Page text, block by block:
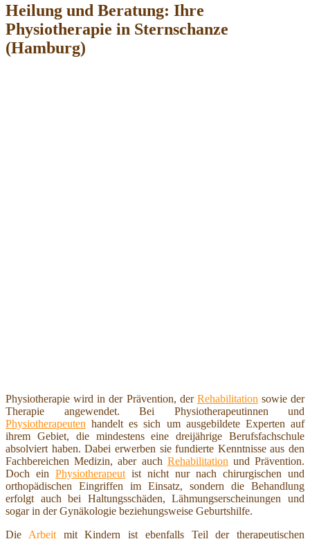
Heilung und Beratung: Ihre
Physiotherapie in Sternschanze
(Hamburg)
Physiotherapie wird in der Prävention, der Rehabilitation sowie der
Therapie angewendet. Bei Physiotherapeutinnen und
Physiotherapeuten handelt es sich um ausgebildete Experten auf
ihrem Gebiet, die mindestens eine dreijährige Berufsfachschule
absolviert haben. Dabei erwerben sie fundierte Kenntnisse aus den
Fachbereichen Medizin, aber auch Rehabilitation und Prävention.
Doch ein Physiotherapeut ist nicht nur nach chirurgischen und
orthopädischen Eingriffen im Einsatz, sondern die Behandlung
erfolgt auch bei Haltungsschäden, Lähmungserscheinungen und
sogar in der Gynäkologie beziehungsweise Geburtshilfe.
Die Arbeitmit Kindern ist ebenfalls Teil der therapeutischen